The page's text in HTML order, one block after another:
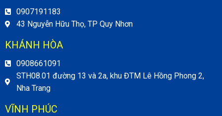
0907191183
43 Nguyễn Hữu Thọ, TP Quy Nhơn
KHÁNH HÒA
0908661091
STH08.01 đường 13 và 2a, khu ĐTM Lê Hồng Phong 2,
Nha Trang
VĨNH PHÚC